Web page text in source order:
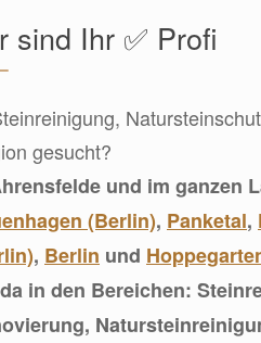
sind Ihr ✅ Profi
gesucht?
und im ganzen
(Berlin), Panketal,
, Berlin und
in den Bereichen: